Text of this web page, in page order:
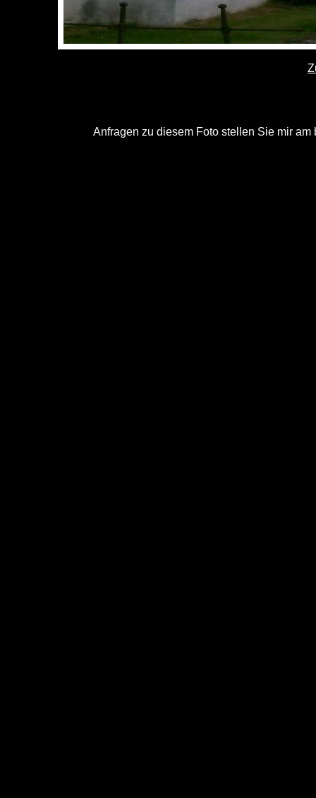
Anfragen zu diesem Foto stellen Sie mir